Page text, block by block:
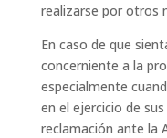
realizarse por otros
En caso de que
concerniente a la
especialmente
en el ejercicio de
reclamación ante la